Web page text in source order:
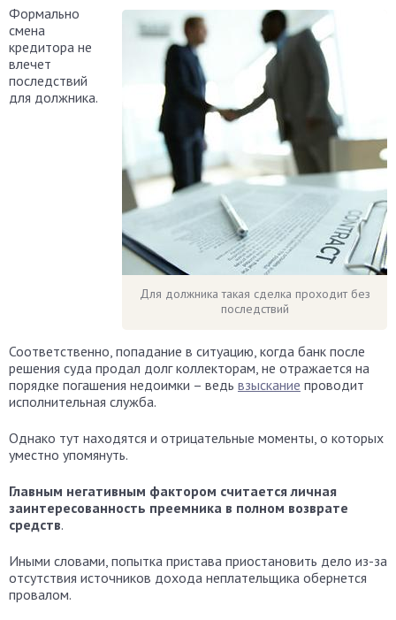
Для должника такая сделка проходит без
последствий
Формально
смена
кредитора не
влечет
последствий
для должника.
Соответственно, попадание в ситуацию, когда банк после
решения суда продал долг коллекторам, не отражается на
порядке погашения недоимки – ведь взыскание проводит
исполнительная служба.
Однако тут находятся и отрицательные моменты, о которых
уместно упомянуть.
Главным негативным фактором считается личная
заинтересованность преемника в полном возврате
средств.
Иными словами, попытка пристава приостановить дело из-за
отсутствия источников дохода неплательщика обернется
провалом.